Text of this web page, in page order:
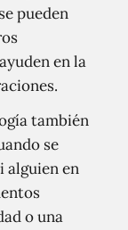
pueden
en la
también
se
alguien en
o una